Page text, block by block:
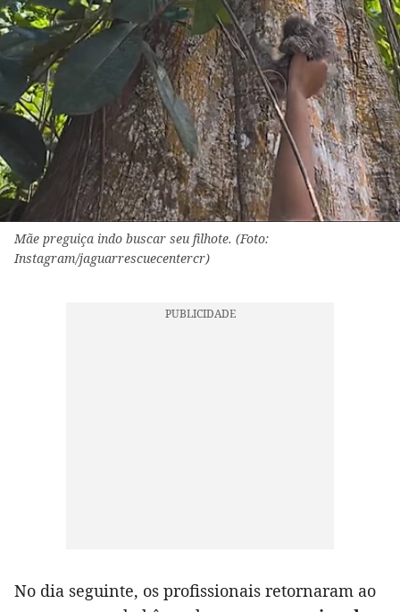
Mãe preguiça indo buscar seu filhote. (Foto:
Instagram/jaguarrescuecentercr)
No dia seguinte, os profissionais retornaram ao